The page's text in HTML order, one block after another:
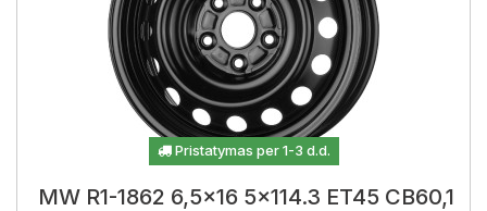
Pristatymas per 1-3 d.d.
MW R1-1862 6,5x16 5x114.3 ET45 CB60,1